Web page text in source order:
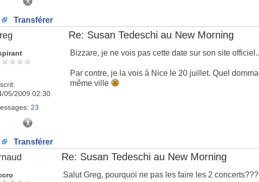
Transférer
Re: Susan Tedeschi au New Morning
05/2009 02:30
23
Bizzare, je ne vois pas cette date sur son site
Par contre, je la vois à Nice le 20 juillet. Quel
même ville
Transférer
Re: Susan Tedeschi au New Morning
Salut Greg, pourquoi ne pas les faire les 2 concerts???